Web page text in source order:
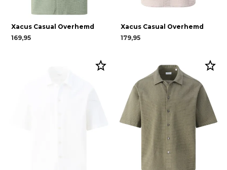
Xacus Casual Overhemd
169,95
Xacus Casual Overhemd
179,95